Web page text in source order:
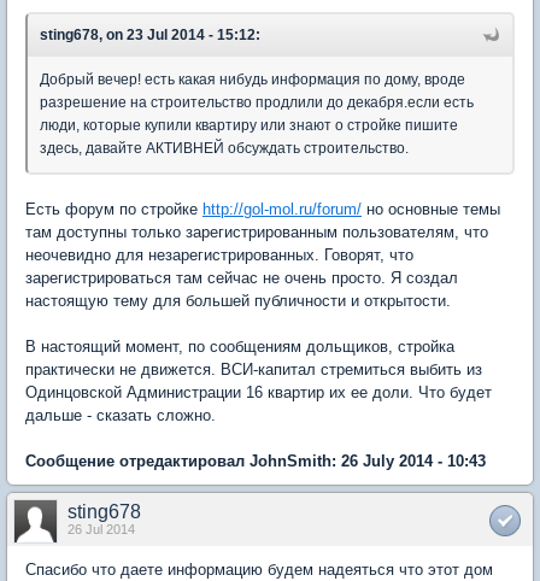
sting678, on 23 Jul 2014 - 15:12:
Добрый вечер! есть какая нибудь информация по дому, вроде
разрешение на строительство продлили до декабря.если есть
люди, которые купили квартиру или знают о стройке пишите
здесь, давайте АКТИВНЕЙ обсуждать строительство.
Есть форум по стройке http://gol-mol.ru/forum/ но основные темы
там доступны только зарегистрированным пользователям, что
неочевидно для незарегистрированных. Говорят, что
зарегистрироваться там сейчас не очень просто. Я создал
настоящую тему для большей публичности и открытости.
В настоящий момент, по сообщениям дольщиков, стройка
практически не движется. ВСИ-капитал стремиться выбить из
Одинцовской Администрации 16 квартир их ее доли. Что будет
дальше - сказать сложно.
Сообщение отредактировал JohnSmith: 26 July 2014 - 10:43
sting678
26 Jul 2014
Спасибо что даете информацию будем надеяться что этот дом